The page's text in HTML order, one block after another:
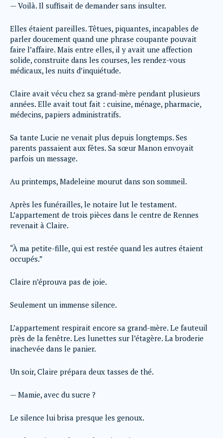
— Voilà. Il suffisait de demander sans insulter.
Elles étaient pareilles. Têtues, piquantes, incapables de
parler doucement quand une phrase coupante pouvait
faire l’affaire. Mais entre elles, il y avait une affection
solide, construite dans les courses, les rendez-vous
médicaux, les nuits d’inquiétude.
Claire avait vécu chez sa grand-mère pendant plusieurs
années. Elle avait tout fait : cuisine, ménage, pharmacie,
médecins, papiers administratifs.
Sa tante Lucie ne venait plus depuis longtemps. Ses
parents passaient aux fêtes. Sa sœur Manon envoyait
parfois un message.
Au printemps, Madeleine mourut dans son sommeil.
Après les funérailles, le notaire lut le testament.
L’appartement de trois pièces dans le centre de Rennes
revenait à Claire.
“À ma petite-fille, qui est restée quand les autres étaient
occupés.”
Claire n’éprouva pas de joie.
Seulement un immense silence.
L’appartement respirait encore sa grand-mère. Le fauteuil
près de la fenêtre. Les lunettes sur l’étagère. La broderie
inachevée dans le panier.
Un soir, Claire prépara deux tasses de thé.
— Mamie, avec du sucre ?
Le silence lui brisa presque les genoux.